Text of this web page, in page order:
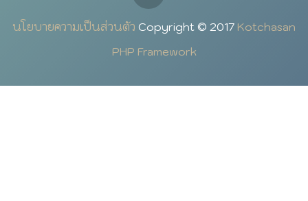
นโยบายความเป็นส่วนตัว Copyright © 2017 Kotchasan
PHP Framework